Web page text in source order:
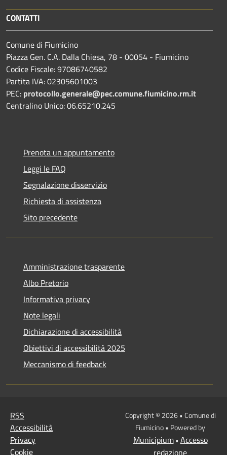
CONTATTI
Comune di Fiumicino
Piazza Gen. C.A. Dalla Chiesa, 78 - 00054 - Fiumicino
Codice Fiscale: 97086740582
Partita IVA: 02305601003
PEC: protocollo.generale@pec.comune.fiumicino.rm.it
Centralino Unico: 06.65210.245
Prenota un appuntamento
Leggi le FAQ
Segnalazione disservizio
Richiesta di assistenza
Sito precedente
Amministrazione trasparente
Albo Pretorio
Informativa privacy
Note legali
Dichiarazione di accessibilità
Obiettivi di accessibilità 2025
Meccanismo di feedback
RSS
Accessibilità
Privacy
Cookie
Copyright © 2026 • Comune di
Fiumicino • Powered by
Municipium• Accesso
redazione